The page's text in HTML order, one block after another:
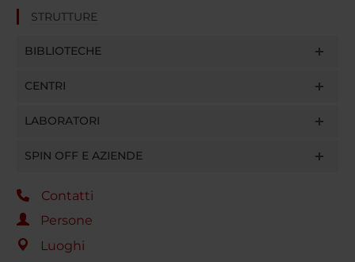
STRUTTURE
BIBLIOTECHE
CENTRI
LABORATORI
SPIN OFF E AZIENDE
Contatti
Persone
Luoghi